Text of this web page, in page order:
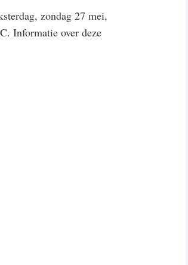
zondag 27 mei,
Informatie over deze